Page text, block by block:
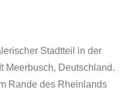
Stadtteil in der
Meerbusch, Deutschland.
Rande des Rheinlands